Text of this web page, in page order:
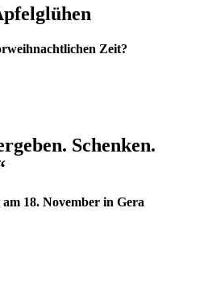
Zeit?
Schenken.
18. November in Gera